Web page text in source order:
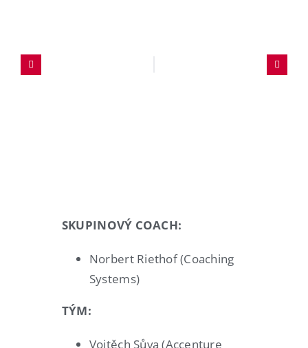
SKUPINOVÝ COACH:
Norbert Riethof (Coaching
Systems)
TÝM:
Vojtěch Sůva (Accenture